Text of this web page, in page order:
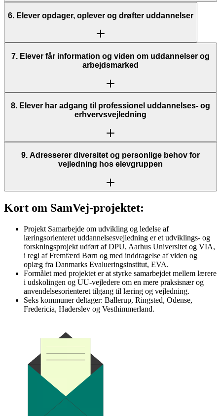
6. Elever opdager, oplever og drøfter uddannelser
7. Elever får information og viden om uddannelser og
arbejdsmarked
8. Elever har adgang til professionel uddannelses- og
erhvervsvejledning
9. Adresserer diversitet og personlige behov for
vejledning hos elevgruppen
Kort om SamVej-projektet:
Projekt Samarbejde om udvikling og ledelse af
læringsorienteret uddannelsesvejledning er et udviklings- og
forskningsprojekt udført af DPU, Aarhus Universitet og VIA,
i regi af Fremfærd Børn og med inddragelse af viden og
oplæg fra Danmarks Evalueringsinstitut, EVA.
Formålet med projektet er at styrke samarbejdet mellem lærere
i udskolingen og UU-vejledere om en mere praksisnær og
anvendelsesorienteret tilgang til læring og vejledning.
Seks kommuner deltager: Ballerup, Ringsted, Odense,
Fredericia, Haderslev og Vesthimmerland.